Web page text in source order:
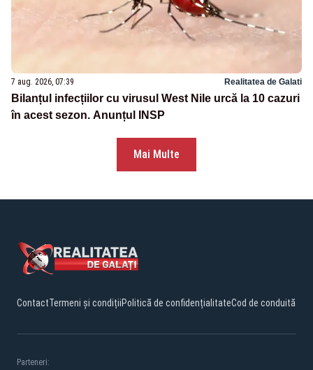
7 aug. 2026, 07:39 Realitatea de Galati
Bilanțul infecțiilor cu virusul West Nile urcă la 10 cazuri
în acest sezon. Anunțul INSP
Mai Multe
ContactTermeni și condițiiPolitică de confidențialitateCod de conduită
Parteneri: